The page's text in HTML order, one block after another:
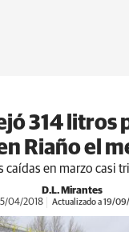
314 litros
Riaño el
caídas en marzo casi
D.L. Mirantes
04/2018 Actualizado a 19/